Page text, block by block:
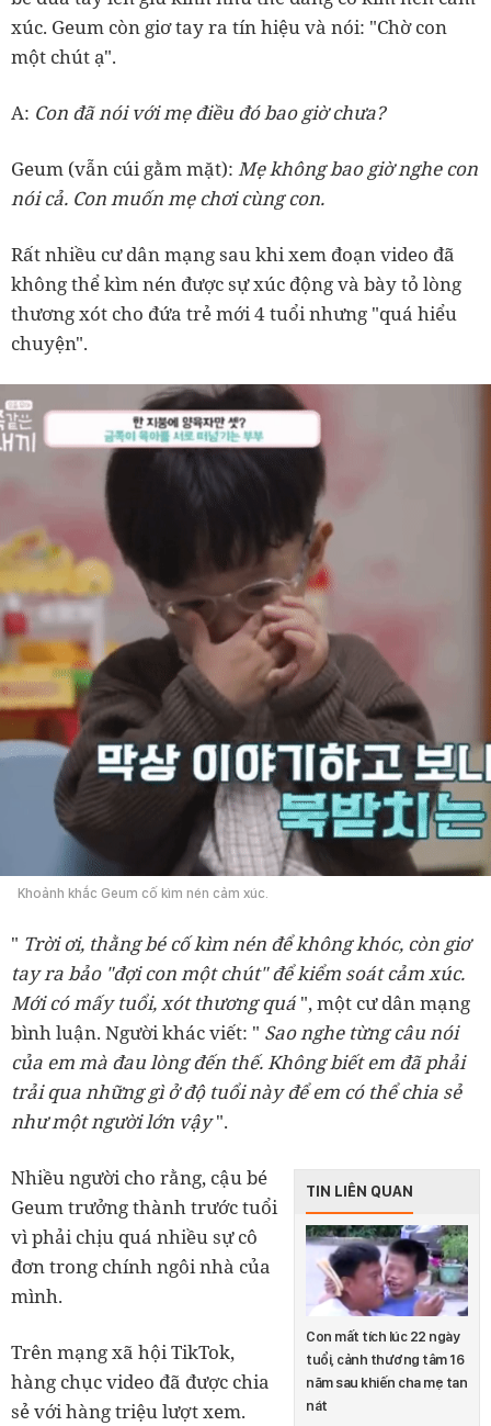
xúc. Geum còn giơ tay ra tín hiệu và nói: "Chờ con
một chút ạ".
A: Con đã nói với mẹ điều đó bao giờ chưa?
Geum (vẫn cúi gằm mặt): Mẹ không bao giờ nghe con
nói cả. Con muốn mẹ chơi cùng con.
Rất nhiều cư dân mạng sau khi xem đoạn video đã
không thể kìm nén được sự xúc động và bày tỏ lòng
thương xót cho đứa trẻ mới 4 tuổi nhưng "quá hiểu
chuyện".
Khoảnh khắc Geum cố kìm nén cảm xúc.
" Trời ơi, thằng bé cố kìm nén để không khóc, còn giơ
tay ra bảo "đợi con một chút" để kiểm soát cảm xúc.
Mới có mấy tuổi, xót thương quá", một cư dân mạng
bình luận. Người khác viết: " Sao nghe từng câu nói
của em mà đau lòng đến thế. Không biết em đã phải
trải qua những gì ở độ tuổi này để em có thể chia sẻ
như một người lớn vậy".
TIN LIÊN QUAN
Con mất tích lúc 22 ngày
tuổi, cảnh thương tâm 16
năm sau khiến cha mẹ tan
nát
Nhiều người cho rằng, cậu bé
Geum trưởng thành trước tuổi
vì phải chịu quá nhiều sự cô
đơn trong chính ngôi nhà của
mình.
Trên mạng xã hội TikTok,
hàng chục video đã được chia
sẻ với hàng triệu lượt xem.